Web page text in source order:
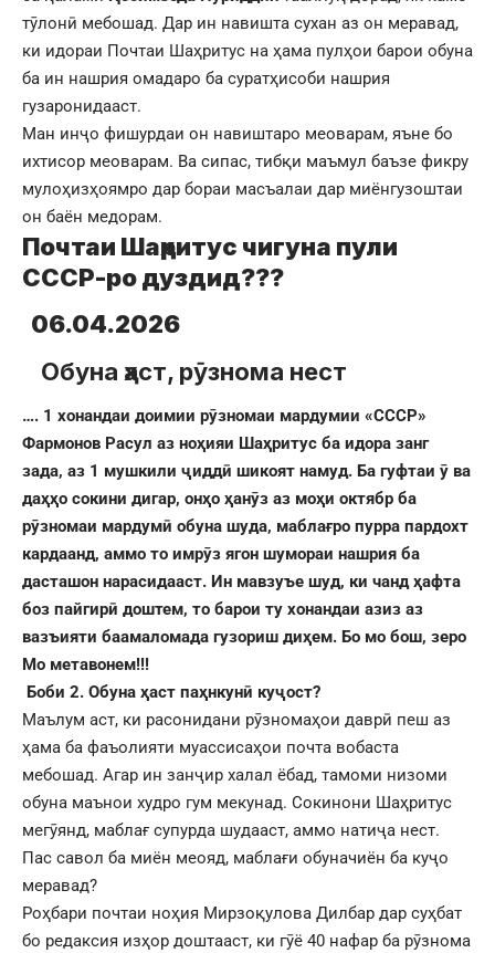
тӯлонӣ мебошад. Дар ин навишта сухан аз он меравад,
ки идораи Почтаи Шаҳритус на ҳама пулҳои барои обуна
ба ин нашрия омадаро ба суратҳисоби нашрия
гузаронидааст.
Ман инҷо фишурдаи он навиштаро меоварам, яъне бо
ихтисор меоварам. Ва сипас, тибқи маъмул баъзе фикру
мулоҳизҳоямро дар бораи масъалаи дар миёнгузоштаи
он баён медорам.
Почтаи Шаҳритус чигуна пули
СССР-ро дуздид???
06.04.2026
Обуна ҳаст, рӯзнома нест
…. 1 хонандаи доимии рӯзномаи мардумии «СССР»
Фармонов Расул аз ноҳияи Шаҳритус ба идора занг
зада, аз 1 мушкили ҷиддӣ шикоят намуд. Ба гуфтаи ӯ ва
даҳҳо сокини дигар, онҳо ҳанӯз аз моҳи октябр ба
рӯзномаи мардумӣ обуна шуда, маблағро пурра пардохт
кардаанд, аммо то имрӯз ягон шумораи нашрия ба
дасташон нарасидааст. Ин мавзуъе шуд, ки чанд ҳафта
боз пайгирӣ доштем, то барои ту хонандаи азиз аз
вазъияти баамаломада гузориш диҳем. Бо мо бош, зеро
Мо метавонем!!!
Боби 2. Обуна ҳаст паҳнкунӣ куҷост?
Маълум аст, ки расонидани рӯзномаҳои даврӣ пеш аз
ҳама ба фаъолияти муассисаҳои почта вобаста
мебошад. Агар ин занҷир халал ёбад, тамоми низоми
обуна маънои худро гум мекунад. Сокинони Шаҳритус
мегӯянд, маблағ супурда шудааст, аммо натиҷа нест.
Пас савол ба миён меояд, маблағи обуначиён ба куҷо
меравад?
Роҳбари почтаи ноҳия Мирзоқулова Дилбар дар суҳбат
бо редаксия изҳор доштааст, ки гӯё 40 нафар ба рӯзнома